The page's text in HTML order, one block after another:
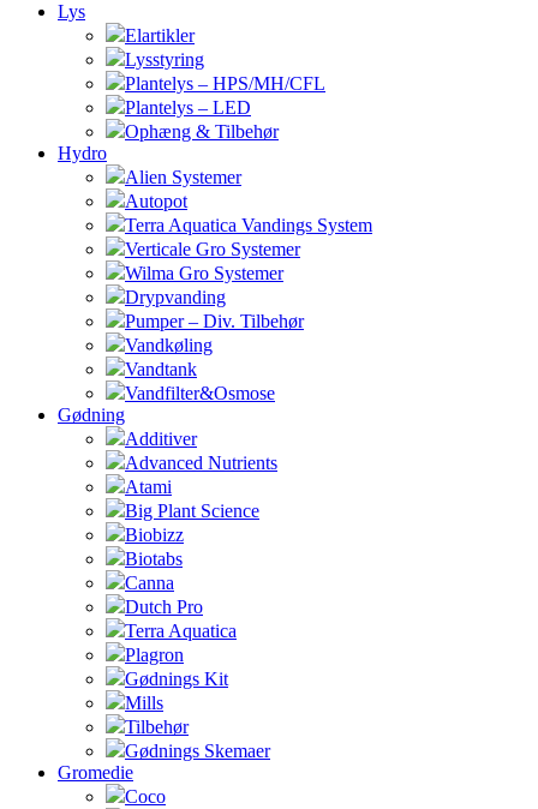
Lys
Elartikler
Lysstyring
Plantelys – HPS/MH/CFL
Plantelys – LED
Ophæng & Tilbehør
Hydro
Alien Systemer
Autopot
Terra Aquatica Vandings System
Verticale Gro Systemer
Wilma Gro Systemer
Drypvanding
Pumper – Div. Tilbehør
Vandkøling
Vandtank
Vandfilter&Osmose
Gødning
Additiver
Advanced Nutrients
Atami
Big Plant Science
Biobizz
Biotabs
Canna
Dutch Pro
Terra Aquatica
Plagron
Gødnings Kit
Mills
Tilbehør
Gødnings Skemaer
Gromedie
Coco